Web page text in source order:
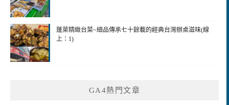
蓬萊精緻台菜~細品傳承七十餘載的經典台灣辦桌滋味(線
上：1)
GA4熱門文章